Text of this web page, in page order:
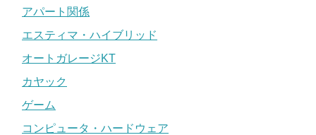
アパート関係
エスティマ・ハイブリッド
オートガレージKT
カヤック
ゲーム
コンピュータ・ハードウェア